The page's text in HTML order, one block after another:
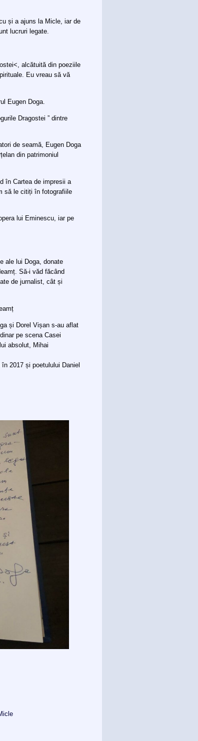
și a ajuns la Micle, iar de
lucruri legate.
alcătuită din poeziile
Eu vreau să vă
Eugen Doga.
Dragostei ” dintre
de seamă, Eugen Doga
din patrimoniul
în Cartea de impresii a
să le citiți în fotografiile
lui Eminescu, iar pe
ale lui Doga, donate
Să-i văd făcând
de jurnalist, cât și
și Dorel Vișan s-au aflat
pe scena Casei
absolut, Mihai
2017 și poetulului Daniel